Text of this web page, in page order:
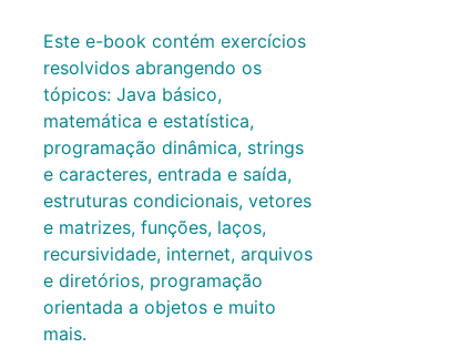
Este e-book contém exercícios
resolvidos abrangendo os
tópicos: Java básico,
matemática e estatística,
programação dinâmica, strings
e caracteres, entrada e saída,
estruturas condicionais, vetores
e matrizes, funções, laços,
recursividade, internet, arquivos
e diretórios, programação
orientada a objetos e muito
mais.